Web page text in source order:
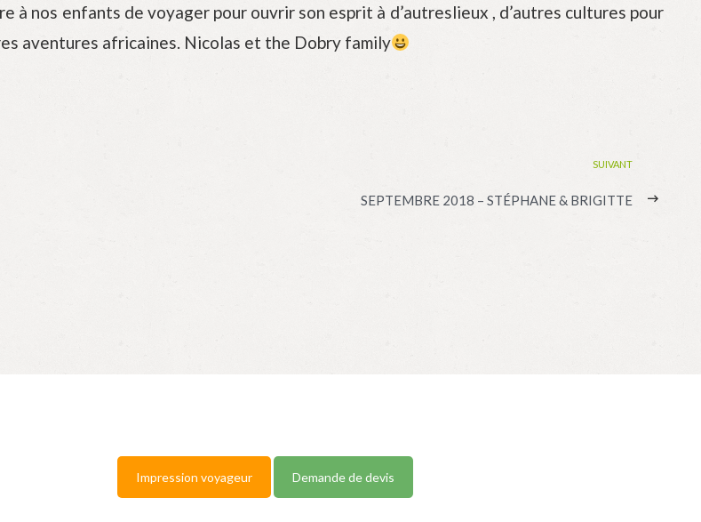
nos enfants de voyager pour ouvrir son esprit à d’autreslieux , d’autres cultures pour
aventures africaines. Nicolas et the Dobry family
SUIVANT
SEPTEMBRE 2018 – STÉPHANE & BRIGITTE
Impression voyageur Demande de devis